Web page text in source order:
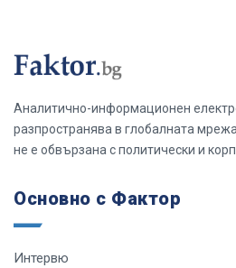
Аналитично-информационен
разпространява в глобалната
не е обвързана с политически и
Основно с Фактор
Интервю